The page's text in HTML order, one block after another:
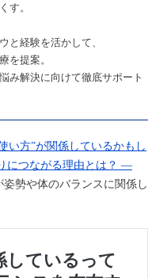
す。
と経験を活かして、
を提案。
み解決に向けて徹底サポート
い方”が関係しているかもし
につながる理由とは？ ―
勢や体のバランスに関係し